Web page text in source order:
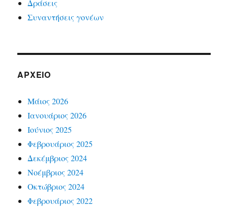
Δράσεις
Συναντήσεις γονέων
ΑΡΧΕΊΟ
Μάιος 2026
Ιανουάριος 2026
Ιούνιος 2025
Φεβρουάριος 2025
Δεκέμβριος 2024
Νοέμβριος 2024
Οκτώβριος 2024
Φεβρουάριος 2022